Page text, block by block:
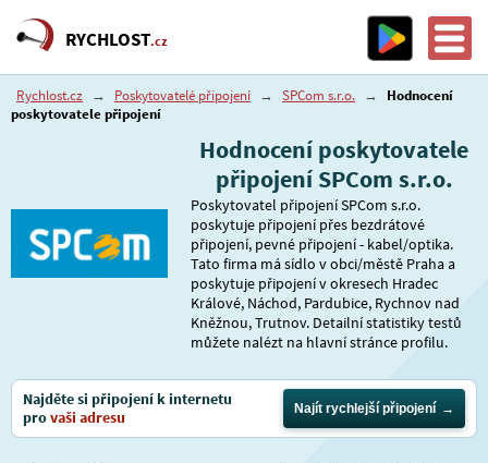
RYCHLOST.cz
Rychlost.cz → Poskytovatelé připojení → SPCom s.r.o. →
Hodnocení
poskytovatele připojení
Hodnocení poskytovatele
připojení SPCom s.r.o.
Poskytovatel připojení SPCom s.r.o.
poskytuje připojení přes bezdrátové
připojení, pevné připojení - kabel/optika.
Tato firma má sídlo v obci/městě Praha a
poskytuje připojení v okresech Hradec
Králové, Náchod, Pardubice, Rychnov nad
Kněžnou, Trutnov. Detailní statistiky testů
můžete nalézt na hlavní stránce profilu.
Najděte si připojení k internetu
provaši adresu Najít rychlejší připojení